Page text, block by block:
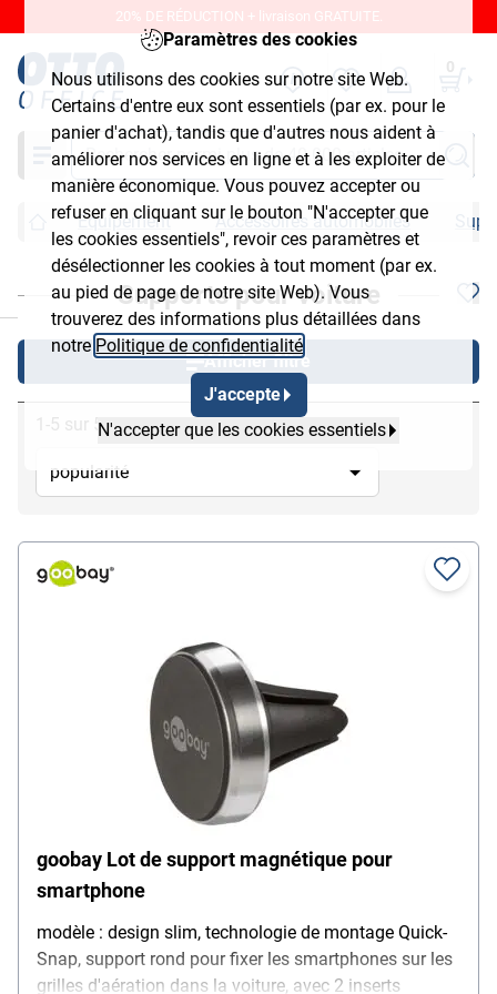
Paramètres des cookies
Nous utilisons des cookies sur notre site Web.
Certains d'entre eux sont essentiels (par ex. pour le
panier d'achat), tandis que d'autres nous aident à
améliorer nos services en ligne et à les exploiter de
manière économique. Vous pouvez accepter ou
refuser en cliquant sur le bouton "N'accepter que
les cookies essentiels", revoir ces paramètres et
désélectionner les cookies à tout moment (par ex.
au pied de page de notre site Web). Vous
trouverez des informations plus détaillées dans
notre Politique de confidentialité
J'accepte
N'accepter que les cookies essentiels
20% DE RÉDUCTION + livraison GRATUITE.
0
Chercher
Équipement Accessoires automobiles
Supports pour voiture
Afficher filtre
1-5 sur 5
goobay Lot de support magnétique pour
smartphone
modèle : design slim, technologie de montage Quick-
Snap, support rond pour fixer les smartphones sur les
grilles d'aération dans la voiture, avec 2 inserts